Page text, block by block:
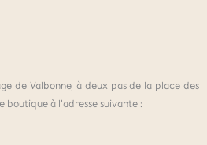
de Valbonne, à deux pas de la place des
à l’adresse suivante :